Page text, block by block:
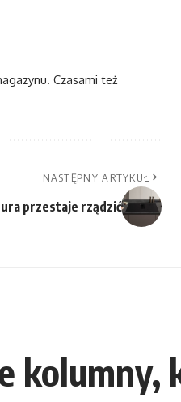
Czasami też
NASTĘPNY ARTYKUŁ
przestaje rządzić